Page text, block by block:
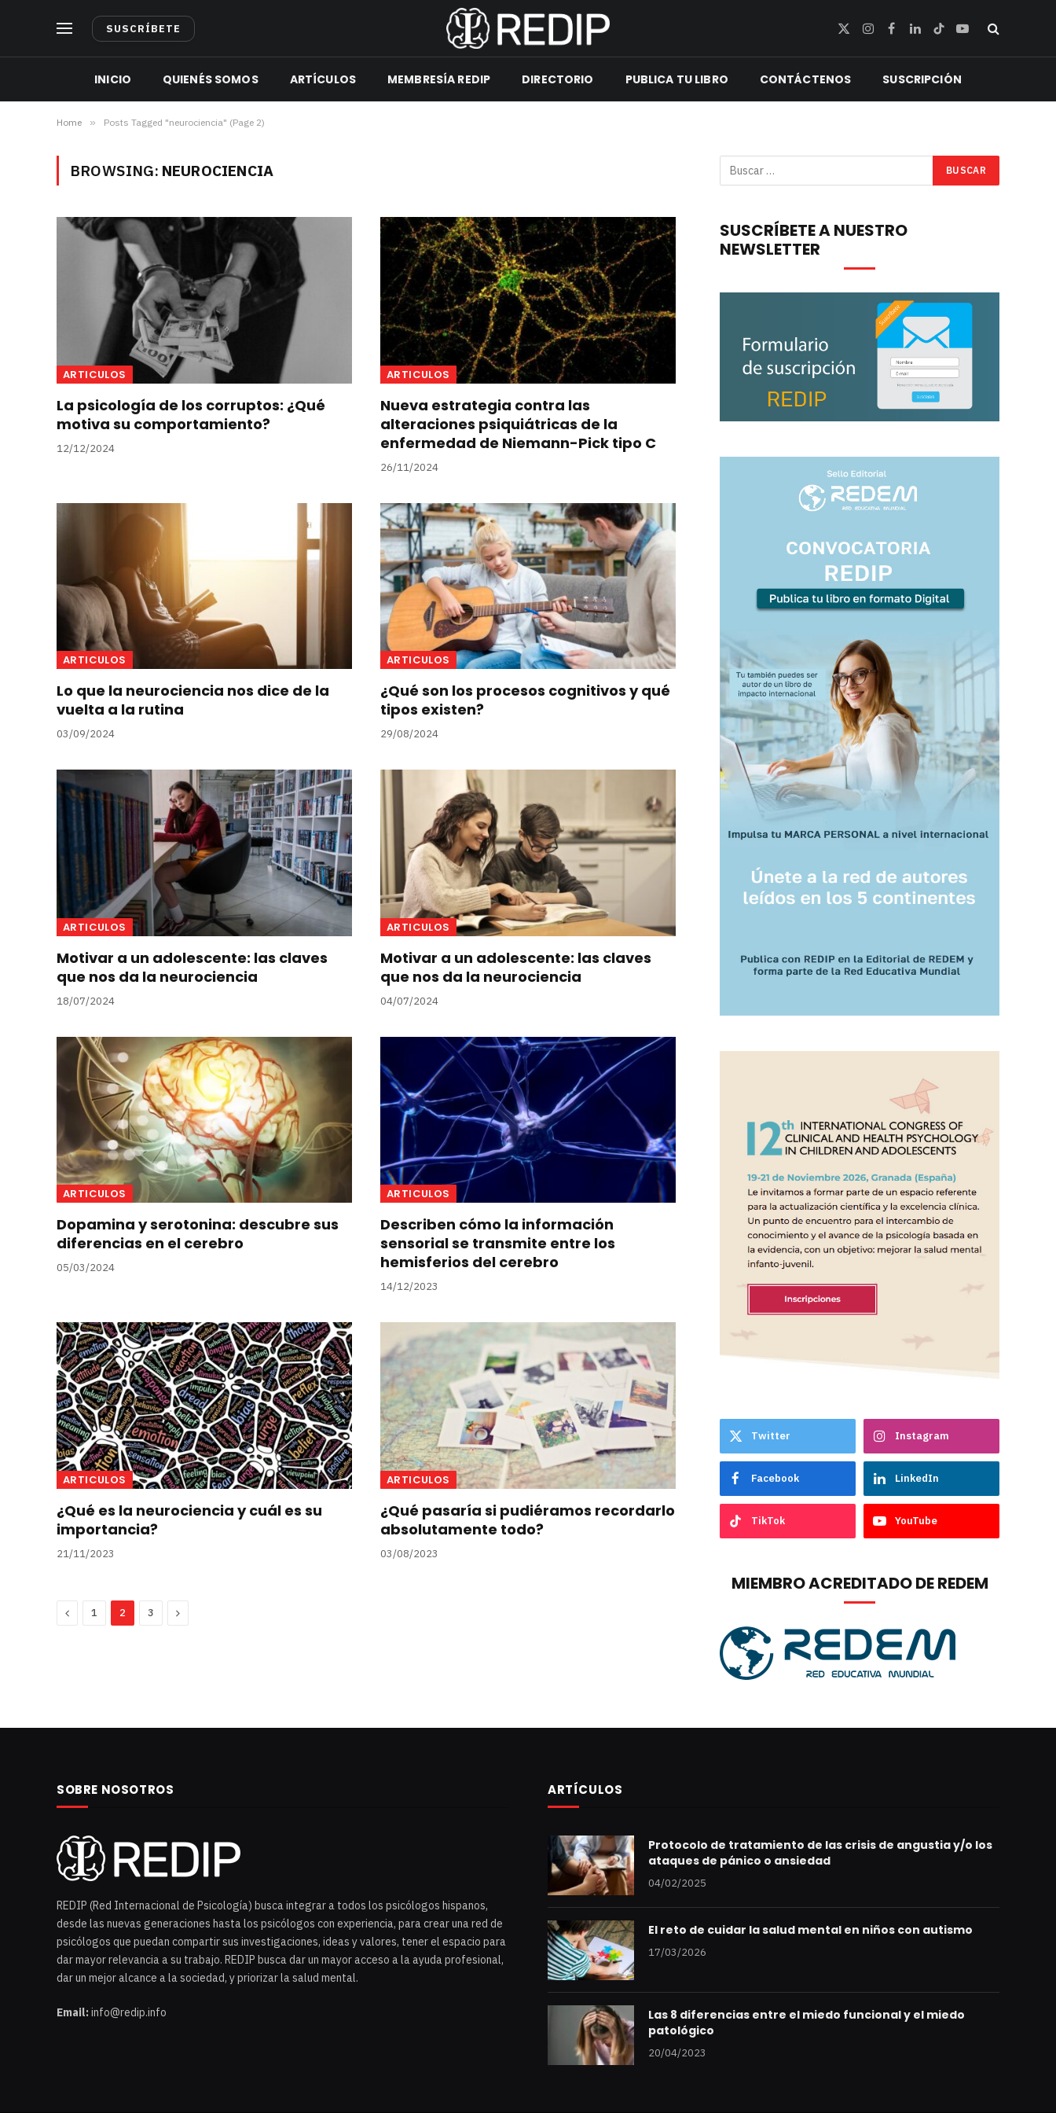
SUSCRÍBETE
X
Instagram
Facebook
LinkedInTikTokYouTube
INICIO QUIENÉS SOMOS ARTÍCULOS MEMBRESÍA REDIP DIRECTORIO PUBLICA TU LIBRO CONTÁCTENOS SUSCRIPCIÓN
Home » Posts Tagged "neurociencia" (Page 2)
BROWSING: NEUROCIENCIA
ARTICULOS
La psicología de los corruptos: ¿Qué
motiva su comportamiento?
12/12/2024
ARTICULOS
Nueva estrategia contra las
alteraciones psiquiátricas de la
enfermedad de Niemann-Pick tipo C
26/11/2024
ARTICULOS
Lo que la neurociencia nos dice de la
vuelta a la rutina
03/09/2024
ARTICULOS
¿Qué son los procesos cognitivos y qué
tipos existen?
29/08/2024
ARTICULOS
Motivar a un adolescente: las claves
que nos da la neurociencia
18/07/2024
ARTICULOS
Motivar a un adolescente: las claves
que nos da la neurociencia
04/07/2024
ARTICULOS
Dopamina y serotonina: descubre sus
diferencias en el cerebro
05/03/2024
ARTICULOS
Describen cómo la información
sensorial se transmite entre los
hemisferios del cerebro
14/12/2023
ARTICULOS
¿Qué es la neurociencia y cuál es su
importancia?
21/11/2023
ARTICULOS
¿Qué pasaría si pudiéramos recordarlo
absolutamente todo?
03/08/2023
Previous
1 2 3 Next
SUSCRÍBETE A NUESTRO
NEWSLETTER
Twitter Instagram
Facebook LinkedIn
TikTok YouTube
MIEMBRO ACREDITADO DE REDEM
SOBRE NOSOTROS
REDIP (Red Internacional de Psicología) busca integrar a todos los psicólogos hispanos,
desde las nuevas generaciones hasta los psicólogos con experiencia, para crear una red de
psicólogos que puedan compartir sus investigaciones, ideas y valores, tener el espacio para
dar mayor relevancia a su trabajo. REDIP busca dar un mayor acceso a la ayuda profesional,
dar un mejor alcance a la sociedad, y priorizar la salud mental.
Email:info@redip.info
ARTÍCULOS
Protocolo de tratamiento de las crisis de angustia y/o los
ataques de pánico o ansiedad
04/02/2025
El reto de cuidar la salud mental en niños con autismo
17/03/2026
Las 8 diferencias entre el miedo funcional y el miedo
patológico
20/04/2023